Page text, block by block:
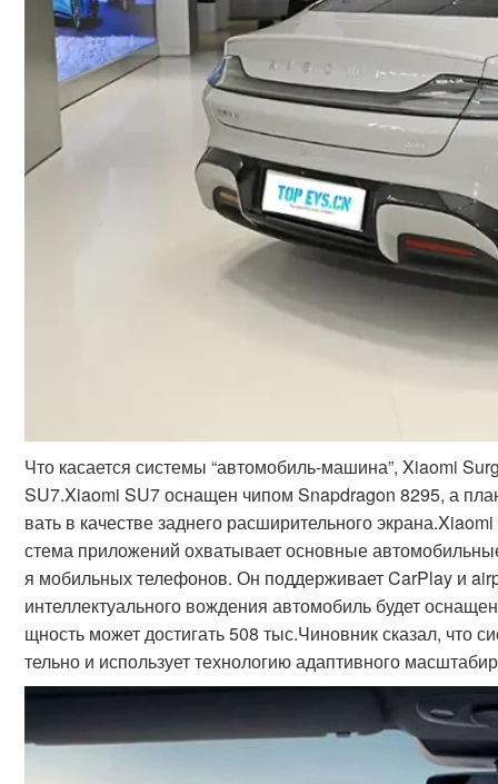
Что касается системы “автомобиль-машина”, Xiaomi
SU7.Xiaomi SU7 оснащен чипом Snapdragon 8295, а
вать в качестве заднего расширительного
стема приложений охватывает основные
я мобильных телефонов. Он поддерживает CarPlay и
интеллектуального вождения автомобиль будет
щность может достигать 508 тыс.Чиновник сказал, что
тельно и использует технологию адаптивного